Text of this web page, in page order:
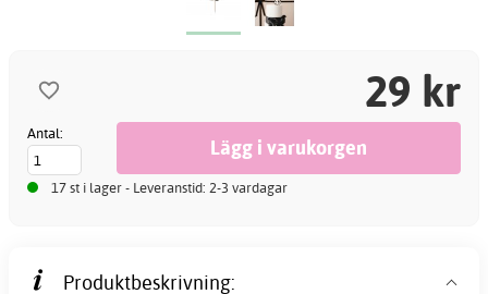
29 kr
Antal:
17 st i lager - Leveranstid: 2-3 vardagar
Produktbeskrivning: